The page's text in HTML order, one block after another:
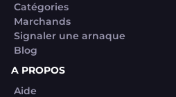
Catégories
Marchands
Signaler une arnaque
Blog
A PROPOS
Aide